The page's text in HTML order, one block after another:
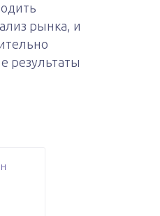
рынка, и
результаты